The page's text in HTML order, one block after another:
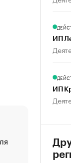
«От спорта
создавшей
ИП
ИП